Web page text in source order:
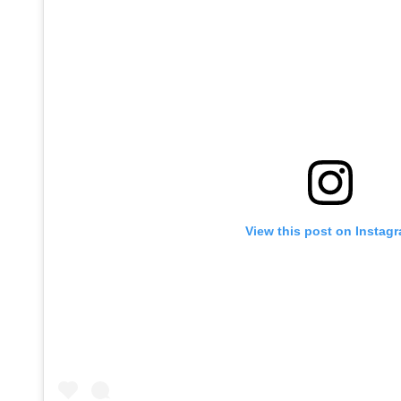
View this post on